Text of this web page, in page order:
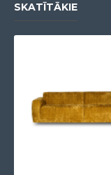
SKATĪTĀKIE